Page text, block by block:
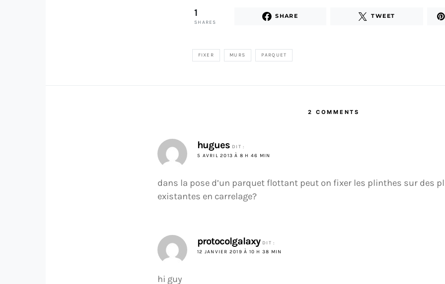
1
SHARES
SHARE TWEET
FIXER MURS PARQUET
2 COMMENTS
hugues DIT :
5 AVRIL 2013 À 8 H 46 MIN
dans la pose d’un parquet flottant peut on fixer les plinthes sur des
existantes en carrelage?
protocolgalaxy DIT :
12 JANVIER 2019 À 10 H 38 MIN
hi guy